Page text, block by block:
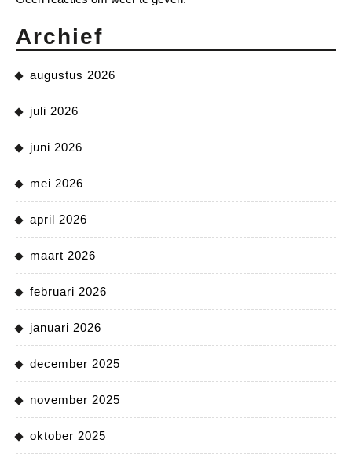
Archief
augustus 2026
juli 2026
juni 2026
mei 2026
april 2026
maart 2026
februari 2026
januari 2026
december 2025
november 2025
oktober 2025